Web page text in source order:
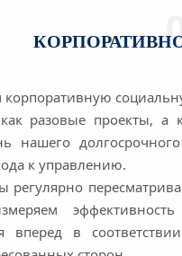
разовые проекты, а
нашего
к управлению.
регулярно
вперед в